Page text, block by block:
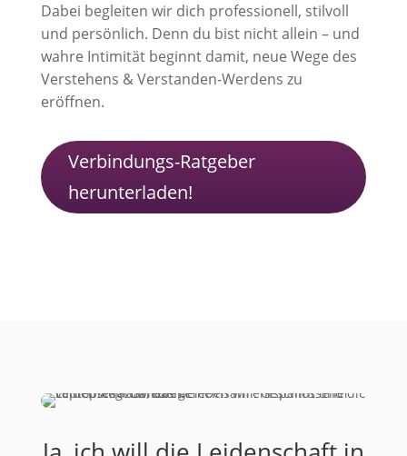
Dabei begleiten wir dich professionell, stilvoll
und persönlich. Denn du bist nicht allein – und
wahre Intimität beginnt damit, neue Wege des
Verstehens & Verstanden-Werdens zu
eröffnen.
Verbindungs-Ratgeber
herunterladen!